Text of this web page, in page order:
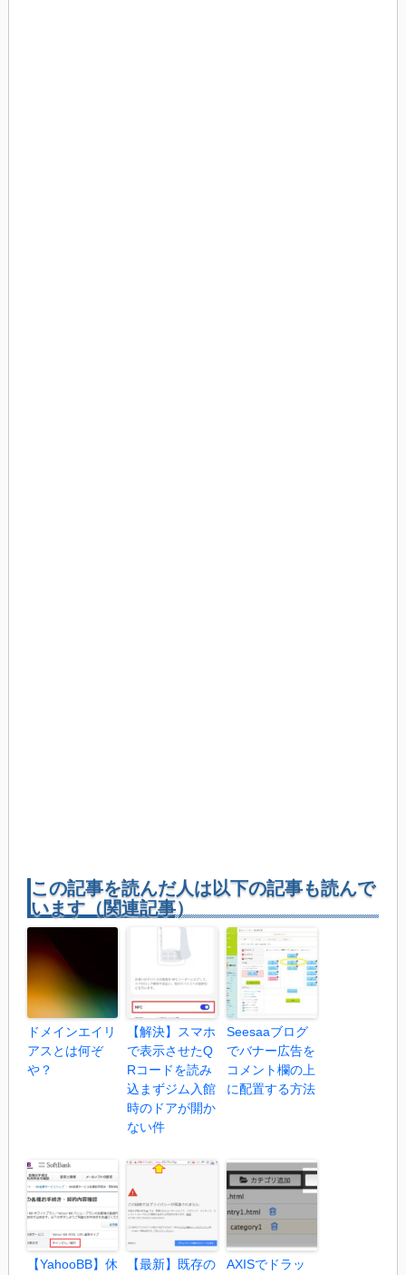
この記事を読んだ人は以下の記事も読んで
います（関連記事）
ドメインエイリ
アスとは何ぞ
や？
【解決】スマホ
で表示させたQ
Rコードを読み
込まずジム入館
時のドアが開か
ない件
Seesaaブログ
でバナー広告を
コメント欄の上
に配置する方法
【YahooBB】休
【最新】既存の
AXISでドラッ